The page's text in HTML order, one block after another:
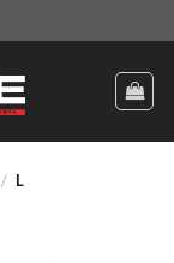
/ L